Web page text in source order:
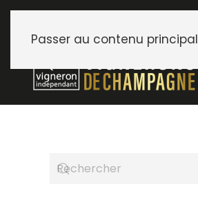
Passer au contenu principal